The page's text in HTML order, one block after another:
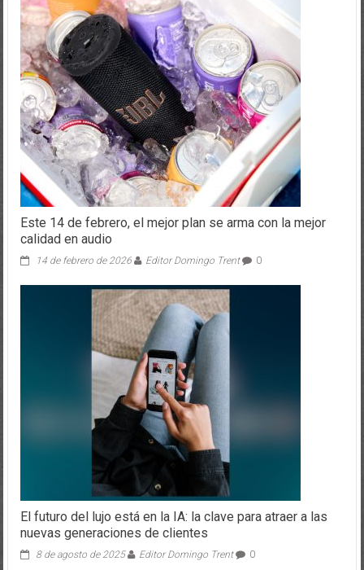
Este 14 de febrero, el mejor plan se arma con la mejor
calidad en audio
14 de febrero de 2026 Editor Domingo Trent 0
El futuro del lujo está en la IA: la clave para atraer a las
nuevas generaciones de clientes
8 de agosto de 2025 Editor Domingo Trent 0